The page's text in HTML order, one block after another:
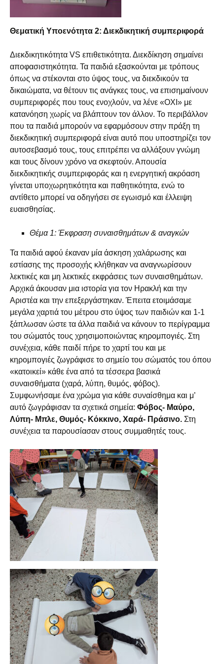
Θεματική Υποενότητα 2: Διεκδικητική συμπεριφορά
Διεκδικητικότητα VS επιθετικότητα. Διεκδίκηση σημαίνει
αποφασιστηκότητα. Τα παιδιά εξασκούνται με τρόπους
όπως να στέκονται στο ύψος τους, να διεκδικούν τα
δικαιώματα, να θέτουν τις ανάγκες τους, να επισημαίνουν
συμπεριφορές που τους ενοχλούν, να λένε «ΟΧΙ» με
κατανόηση χωρίς να βλάπτουν τον άλλον. Το περιβάλλον
που τα παιδιά μπορούν να εφαρμόσουν στην πράξη τη
διεκδικητική συμπεριφορά είναι αυτό που υποστηρίζει τον
αυτοσεβασμό τους, τους επιτρέπει να αλλάξουν γνώμη
και τους δίνουν χρόνο να σκεφτούν. Απουσία
διεκδικητικής συμπεριφοράς και η ενεργητική ακρόαση
γίνεται υποχωρητικότητα και παθητικότητα, ενώ το
αντίθετο μπορεί να οδηγήσει σε εγωισμό και έλλειψη
ευαισθησίας.
Θέμα 1: Έκφραση συναισθημάτων & αναγκών
Τα παιδιά αφού έκαναν μία άσκηση χαλάρωσης και
εστίασης της προσοχής κλήθηκαν να αναγνωρίσουν
λεκτικές και μη λεκτικές εκφράσεις των συναισθημάτων.
Αρχικά άκουσαν μια ιστορία για τον Ηρακλή και την
Αριστέα και την επεξεργάστηκαν. Έπειτα ετοιμάσαμε
μεγάλα χαρτιά του μέτρου στο ύψος των παιδιών και 1-1
ξάπλωσαν ώστε τα άλλα παιδιά να κάνουν το περίγραμμα
του σώματός τους χρησιμοποιώντας κηρομπογιές. Στη
συνέχεια, κάθε παιδί πήρε το χαρτί του και με
κηρομπογιές ζωγράφισε το σημείο του σώματός του όπου
«κατοικεί» κάθε ένα από τα τέσσερα βασικά
συναισθήματα (χαρά, λύπη, θυμός, φόβος).
Συμφωνήσαμε ένα χρώμα για κάθε συναίσθημα και μ’
αυτό ζωγράφισαν τα σχετικά σημεία: Φόβος- Μαύρο,
Λύπη- Μπλε, Θυμός- Κόκκινο, Χαρά- Πράσινο. Στη
συνέχεια τα παρουσίασαν στους συμμαθητές τους.